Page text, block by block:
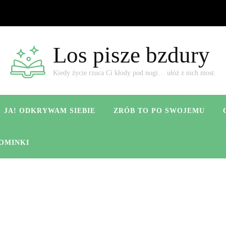
Los pisze bzdury
Kiedy życie rzuca Ci kłody pod nogi… ułóż z nich most.
JA! ODKRYWAM SIEBIE ZRÓB TO PO SWOJEMU